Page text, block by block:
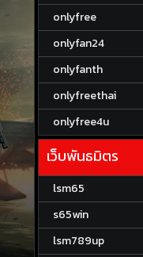
onlyfree
onlyfan24
onlyfanth
onlyfreethai
onlyfree4u
เว็บพันธมิตร
lsm65
s65win
lsm789up